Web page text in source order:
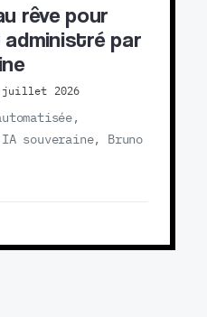
rêve pour
administré par
juillet 2026
souveraine, Bruno